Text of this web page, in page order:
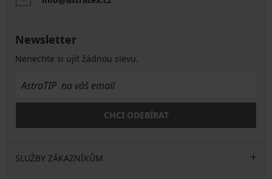
Newsletter
Nenechte si ujít žádnou slevu.
CHCI ODEBÍRAT
SLUŽBY ZÁKAZNÍKŮM